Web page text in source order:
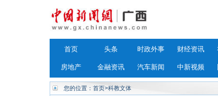
首页 头条 时政外事 财经资讯
房地产 金融资讯 汽车新闻 中新视频
您的位置： 首页>科教文体